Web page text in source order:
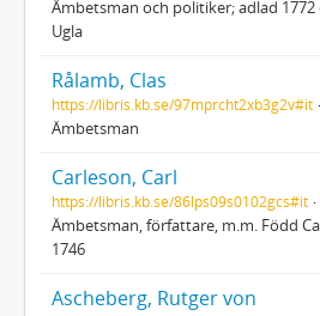
Ämbetsman och politiker; adlad
Ugla
Rålamb, Clas
https://libris.kb.se/97mprcht2xb3g2v#it
Ämbetsman
Carleson, Carl
https://libris.kb.se/86lps09s0102gcs#it
Ämbetsman, författare, m.m. Född
1746
Ascheberg, Rutger von